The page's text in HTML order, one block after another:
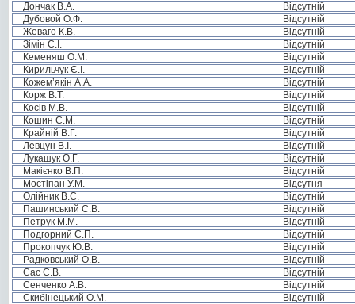
Дончак В.А.
Відсутній
Дубовой О.Ф.
Відсутній
Жеваго К.В.
Відсутній
Зімін Є.І.
Відсутній
Кеменяш О.М.
Відсутній
Кирильчук Є.І.
Відсутній
Кожем’якін А.А.
Відсутній
Корж В.Т.
Відсутній
Косів М.В.
Відсутній
Кошин С.М.
Відсутній
Крайній В.Г.
Відсутній
Левцун В.І.
Відсутній
Лукашук О.Г.
Відсутній
Макієнко В.П.
Відсутній
Мостіпан У.М.
Відсутня
Олійник В.С.
Відсутній
Пашинський С.В.
Відсутній
Петрук М.М.
Відсутній
Подгорний С.П.
Відсутній
Прокопчук Ю.В.
Відсутній
Радковський О.В.
Відсутній
Сас С.В.
Відсутній
Сенченко А.В.
Відсутній
Скибінецький О.М.
Відсутній